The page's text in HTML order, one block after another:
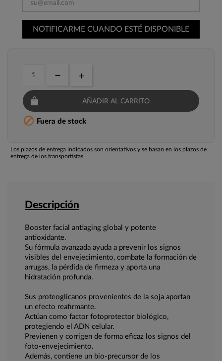
NOTIFICARME CUANDO ESTÉ DISPONIBLE
AÑADIR AL CARRITO
 Fuera de stock
Los plazos de entrega indicados son orientativos y se basan en los plazos de
entrega de los transportistas.
Descripción
Booster facial antiaging global y potente
antioxidante.
Su fórmula avanzada ayuda a prevenir los signos
visibles del envejecimiento, combate la formación de
arrugas, la pérdida de firmeza y aporta una
hidratación profunda.
Sus proteoglicanos provenientes de la soja aportan
un efecto reafirmante.
Actúan como factor fotoprotector biológico,
protegiendo el ADN celular.
Previenen y corrigen de forma eficaz los signos del
foto-envejecimiento.
Además, contiene un bio-precursor de los